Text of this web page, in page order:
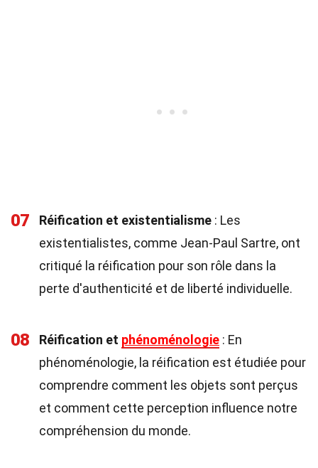
07 Réification et existentialisme : Les
existentialistes, comme Jean-Paul Sartre, ont
critiqué la réification pour son rôle dans la
perte d'authenticité et de liberté individuelle.
08 Réification et phénoménologie : En
phénoménologie, la réification est étudiée pour
comprendre comment les objets sont perçus
et comment cette perception influence notre
compréhension du monde.